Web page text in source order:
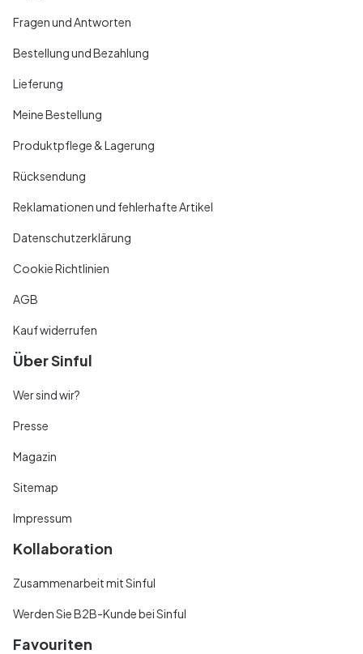
Fragen und Antworten
Bestellung und Bezahlung
Lieferung
Meine Bestellung
Produktpflege & Lagerung
Rücksendung
Reklamationen und fehlerhafte Artikel
Datenschutzerklärung
Cookie Richtlinien
AGB
Kauf widerrufen
Über Sinful
Wer sind wir?
Presse
Magazin
Sitemap
Impressum
Kollaboration
Zusammenarbeit mit Sinful
Werden Sie B2B-Kunde bei Sinful
Favouriten